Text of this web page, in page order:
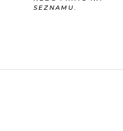
SEZNAMU.